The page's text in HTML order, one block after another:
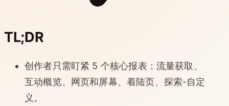
TL;DR
创作者只需盯紧 5 个核心报表：流量获取、
互动概览、网页和屏幕、着陆页、探索-自定
义。